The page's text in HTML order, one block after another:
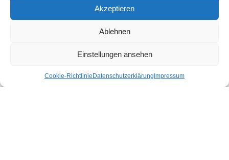
Akzeptieren
Ablehnen
Einstellungen ansehen
Cookie-Richtlinie Datenschutzerklärung Impressum